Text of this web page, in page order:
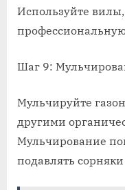
Используйте
Шаг 9:
Мульчируйте
другими
Мульчирование
подавлять